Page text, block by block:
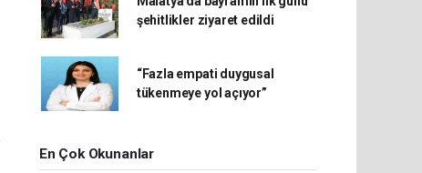
şehitlikler ziyaret edildi
“Fazla empati duygusal
tükenmeye yol açıyor”
En Çok Okunanlar